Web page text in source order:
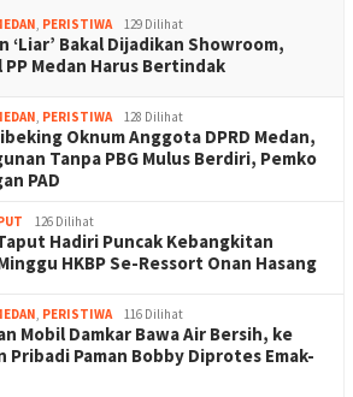
PERISTIWA 129 Dilihat
‘Liar’ Bakal Dijadikan Showroom,
PP Medan Harus Bertindak
PERISTIWA 128 Dilihat
Oknum Anggota DPRD Medan,
Tanpa PBG Mulus Berdiri, Pemko
PAD
126 Dilihat
Hadiri Puncak Kebangkitan
HKBP Se-Ressort Onan Hasang
PERISTIWA 116 Dilihat
Mobil Damkar Bawa Air Bersih, ke
Pribadi Paman Bobby Diprotes Emak-